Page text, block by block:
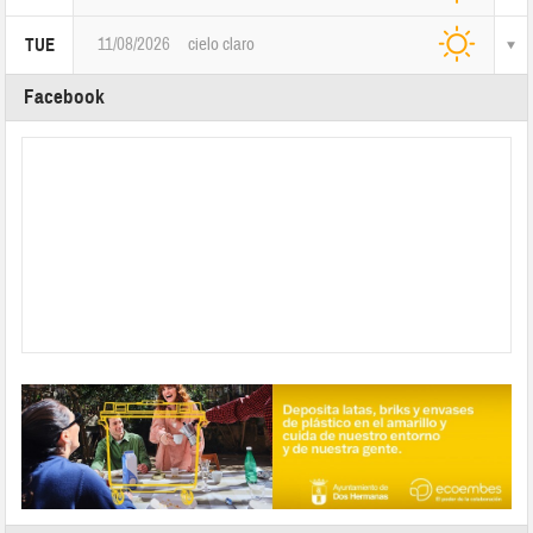
TUE 11/08/2026 cielo claro
Facebook